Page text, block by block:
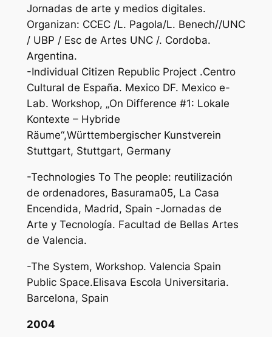
Jornadas de arte y medios digitales.
Organizan: CCEC /L. Pagola/L. Benech//UNC
/ UBP / Esc de Artes UNC /. Cordoba.
Argentina.
-Individual Citizen Republic Project .Centro
Cultural de España. Mexico DF. Mexico e-
Lab. Workshop, „On Difference #1: Lokale
Kontexte – Hybride
Räume“,Württembergischer Kunstverein
Stuttgart, Stuttgart, Germany
-Technologies To The people: reutilización
de ordenadores, Basurama05, La Casa
Encendida, Madrid, Spain -Jornadas de
Arte y Tecnología. Facultad de Bellas Artes
de Valencia.
-The System, Workshop. Valencia Spain
Public Space.Elisava Escola Universitaria.
Barcelona, Spain
2004